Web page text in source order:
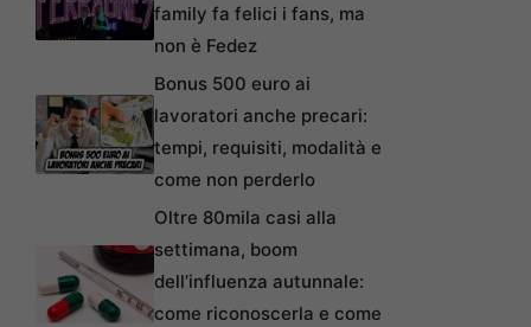
family fa felici i fans, ma
non è Fedez
Bonus 500 euro ai
lavoratori anche precari:
tempi, requisiti, modalità e
come non perderlo
Oltre 80mila casi alla
settimana, boom
dell’influenza autunnale:
come riconoscerla e come